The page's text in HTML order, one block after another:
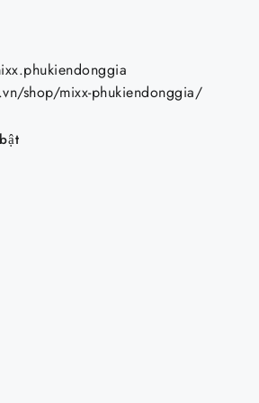
shop/mixx-phukiendonggia/